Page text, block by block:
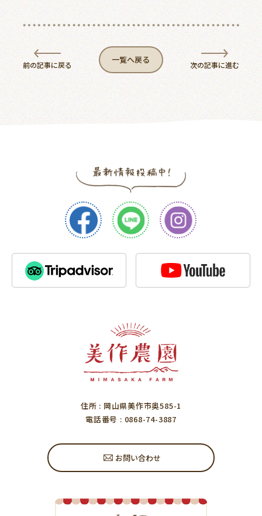
前の記事に戻る 一覧へ戻る 次の記事に進む
住所 : 岡山県美作市奥585-1
電話番号 : 0868-74-3887
お問い合わせ